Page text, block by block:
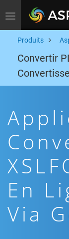
Toggle navigation
Produits
Convertir
En
Via